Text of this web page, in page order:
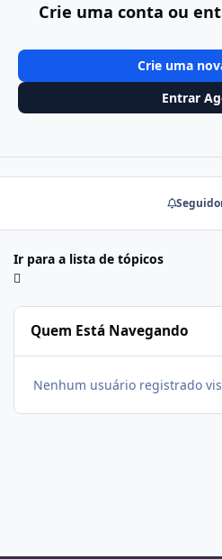
Crie uma conta ou
Crie uma
Entrar
Ir para a lista de tópicos
Quem Está Navegando
Nenhum usuário registrado